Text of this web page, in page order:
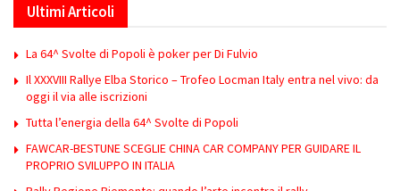
Ultimi Articoli
La 64^ Svolte di Popoli è poker per Di Fulvio
Il XXXVIII Rallye Elba Storico – Trofeo Locman Italy entra nel vivo: da
oggi il via alle iscrizioni
Tutta l’energia della 64^ Svolte di Popoli
FAWCAR-BESTUNE SCEGLIE CHINA CAR COMPANY PER GUIDARE IL
PROPRIO SVILUPPO IN ITALIA